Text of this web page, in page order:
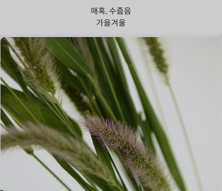
매혹, 수줍음
가을겨울